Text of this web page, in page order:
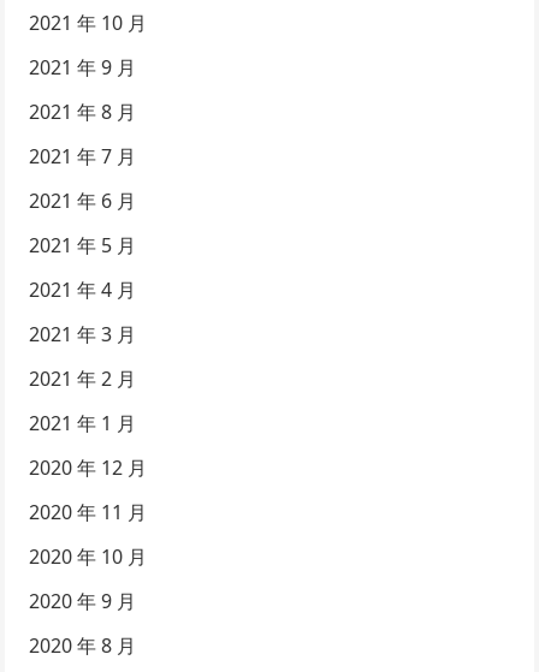
2021 年 10 月
2021 年 9 月
2021 年 8 月
2021 年 7 月
2021 年 6 月
2021 年 5 月
2021 年 4 月
2021 年 3 月
2021 年 2 月
2021 年 1 月
2020 年 12 月
2020 年 11 月
2020 年 10 月
2020 年 9 月
2020 年 8 月